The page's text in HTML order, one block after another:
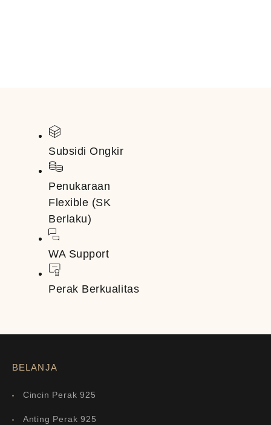
Subsidi Ongkir
Penukaraan
Flexible (SK
Berlaku)
WA Support
Perak Berkualitas
BELANJA
Cincin Perak 925
Anting Perak 925